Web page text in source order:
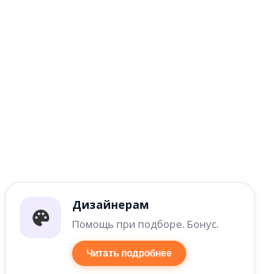
Дизайнерам
Помощь при подборе. Бонус.
Читать подробнее